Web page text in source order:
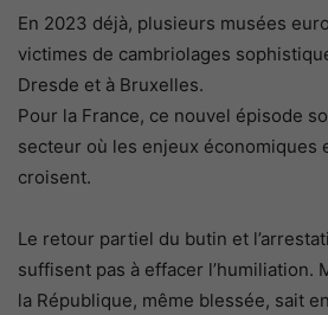
En 2023 déjà, plusieurs musées
victimes de cambriolages
Dresde et à Bruxelles.
Pour la France, ce nouvel épisode
secteur où les enjeux économiques
croisent.
Le retour partiel du butin et
suffisent pas à effacer l’humiliation.
la République, même blessée, sait